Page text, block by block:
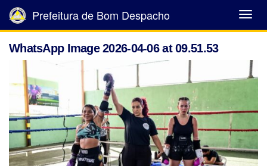
Abrir
Menu
Prefeitura de Bom Despacho
WhatsApp Image 2026-04-06 at 09.51.53